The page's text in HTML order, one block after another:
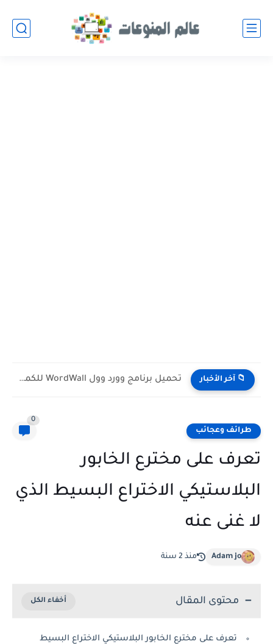
📁 آخر الأخبار تحميل برنامج وورد وول WordWall للكمبيوتر مجانا
طرائف وعجائب
0
تعرف على مخترع الخابور
البلاستيكي الاختراع البسيط الذي
لا غنى عنه
Adam jo منذ 2 سنة
محتوى المقال
تعرف على مخترع الخابور البلاستيكي الاختراع البسيط